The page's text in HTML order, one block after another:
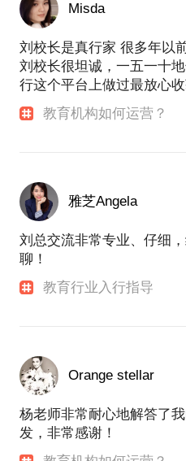
Misda
刘校长是真行家 很多年以
刘校长很坦诚，一五一十
行这个平台上做过最放心
教育机构如何运营？
雅芝Angela
刘总交流非常专业、仔细
聊！
教育行业入行指导
Orange stellar
杨老师非常耐心地解答了
发，非常感谢！